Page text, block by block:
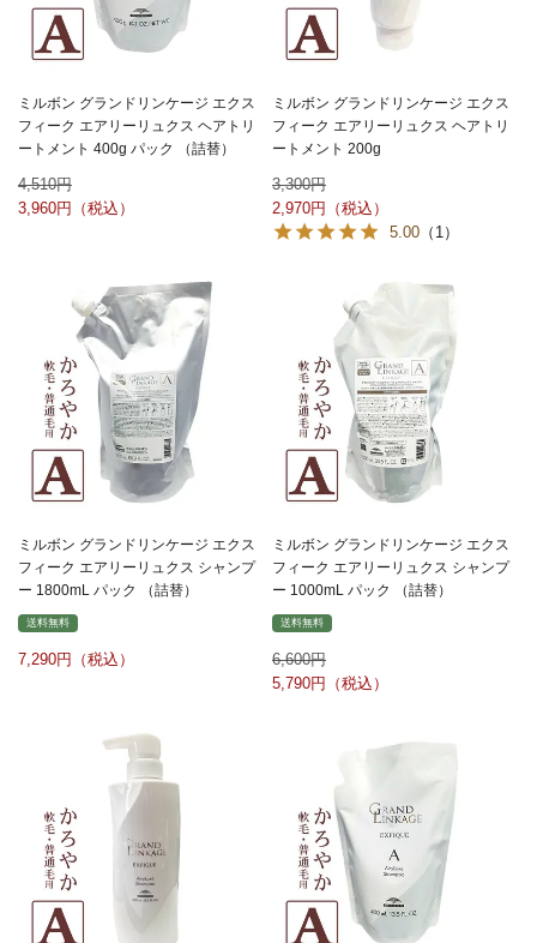
ミルボン グランドリンケージ エクス
フィーク エアリーリュクス ヘアトリ
ートメント 400g パック （詰替）
4,510
3,960
ミルボン グランドリンケージ エクス
フィーク エアリーリュクス ヘアトリ
ートメント 200g
3,300
2,970
5.00 （1）
ミルボン グランドリンケージ エクス
フィーク エアリーリュクス シャンプ
ー 1800mL パック （詰替）
送料無料
7,290
ミルボン グランドリンケージ エクス
フィーク エアリーリュクス シャンプ
ー 1000mL パック （詰替）
送料無料
6,600
5,790